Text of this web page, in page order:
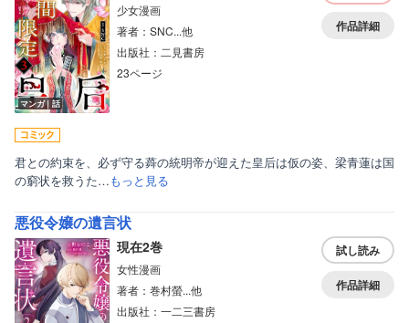
マンガ｜話
少女漫画
著者：SNC...他
出版社：二見書房
23ページ
作品詳細
君との約束を、必ず守る蕣の統明帝が迎えた皇后は仮の姿、梁青蓮は国
の窮状を救うた…もっと見る
悪役令嬢の遺言状
現在2巻
女性漫画
著者：巻村螢...他
出版社：一二三書房
試し読み
作品詳細